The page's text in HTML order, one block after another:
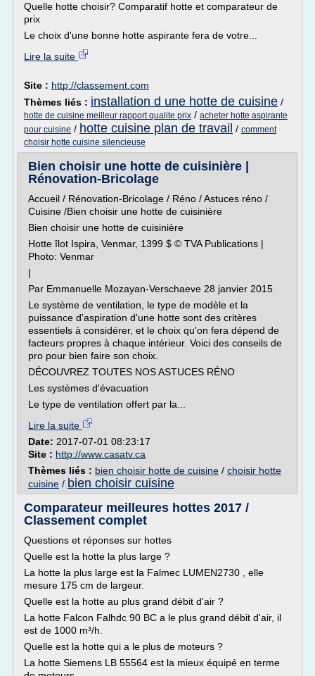
Quelle hotte choisir? Comparatif hotte et comparateur de
prix
Le choix d'une bonne hotte aspirante fera de votre...
Lire la suite
Site : http://classement.com
Thèmes liés : installation d une hotte de cuisine /
hotte de cuisine meilleur rapport qualite prix / acheter hotte aspirante
pour cuisine / hotte cuisine plan de travail / comment
choisir hotte cuisine silencieuse
Bien choisir une hotte de cuisinière |
Rénovation-Bricolage
Accueil / Rénovation-Bricolage / Réno / Astuces réno /
Cuisine /Bien choisir une hotte de cuisinière
Bien choisir une hotte de cuisinière
Hotte îlot Ispira, Venmar, 1399 $ © TVA Publications |
Photo: Venmar
|
Par Emmanuelle Mozayan-Verschaeve 28 janvier 2015
Le système de ventilation, le type de modèle et la
puissance d'aspiration d'une hotte sont des critères
essentiels à considérer, et le choix qu'on fera dépend de
facteurs propres à chaque intérieur. Voici des conseils de
pro pour bien faire son choix.
DÉCOUVREZ TOUTES NOS ASTUCES RÉNO
Les systèmes d'évacuation
Le type de ventilation offert par la...
Lire la suite
Date: 2017-07-01 08:23:17
Site : http://www.casatv.ca
Thèmes liés : bien choisir hotte de cuisine / choisir hotte
cuisine / bien choisir cuisine
Comparateur meilleures hottes 2017 /
Classement complet
Questions et réponses sur hottes
Quelle est la hotte la plus large ?
La hotte la plus large est la Falmec LUMEN2730 , elle
mesure 175 cm de largeur.
Quelle est la hotte au plus grand débit d'air ?
La hotte Falcon Falhdc 90 BC a le plus grand débit d'air, il
est de 1000 m³/h.
Quelle est la hotte qui a le plus de moteurs ?
La hotte Siemens LB 55564 est la mieux équipé en terme